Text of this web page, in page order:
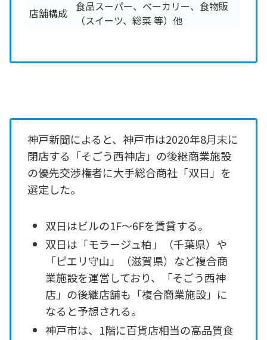
店舗構成 食品スーパー、ベーカリー、食物販
（スイーツ、総菜 等）他
神戸新聞によると、神戸市は2020年8月末に
閉店する「そごう西神店」の後継商業施設
の優先交渉権者に大手総合商社「双日」を
選定した。
双日はビルの1F～6Fを賃貸する。
双日は「モラージュ柏」（千葉県）や
「ピエリ守山」（滋賀県）など複合商
業施設を運営しており、「そごう西神
店」の後継店舗も「複合商業施設」に
なると予想される。
神戸市は、1階に百貨店相当の高品質食